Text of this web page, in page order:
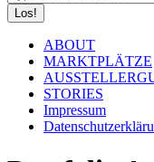
ABOUT
MARKTPLÄTZE
STORIES
Impressum